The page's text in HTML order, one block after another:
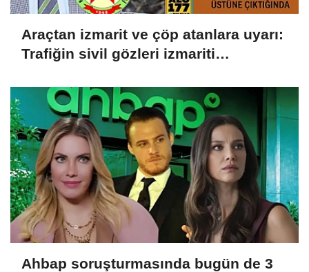
Araçtan izmarit ve çöp atanlara uyarı:
Trafiğin sivil gözleri izmariti
Ahbap soruşturmasında bugün de 3